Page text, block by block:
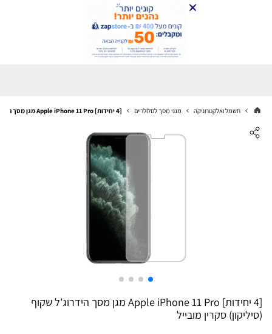
חשמל ואלקטרוניקה מגני מסך לסלולריים [4 יחידות] Apple iPhone 11 Pro מגן מסך הידרוג'ל שקוף (סיליקון) סקרין מובייל
[4 יחידות] Apple iPhone 11 Pro מגן מסך הידרוג'ל שקוף
(סיליקון) סקרין מובייל